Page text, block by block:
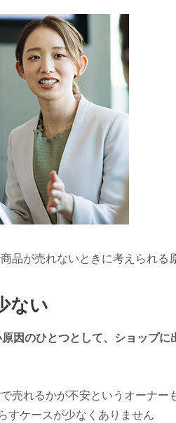
品が売れないときに考えられる
ない
因のひとつとして、ショップ
売れるかが不安というオーナ
すケースが少なくありません